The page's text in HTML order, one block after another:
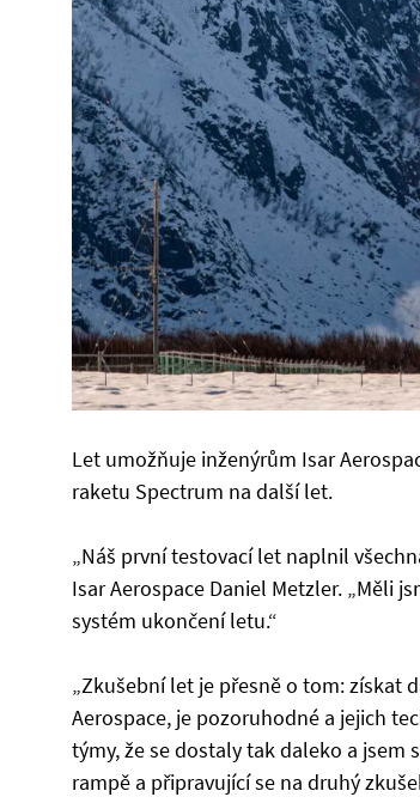
Let umožňuje inženýrům Isar
raketu Spectrum na další let.
„Náš první testovací let naplnil
Isar Aerospace Daniel Metzler. „Měli
systém ukončení letu.“
„Zkušební let je přesně o tom: získat
Aerospace, je pozoruhodné a jejich
týmy, že se dostaly tak daleko a jsem
rampě a připravující se na druhý